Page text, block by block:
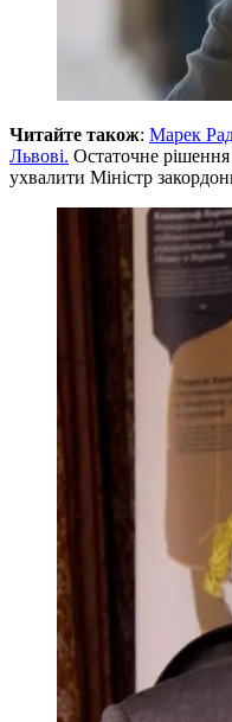
Читайте також: Марек
Львові. Остаточне
ухвалити Міністр